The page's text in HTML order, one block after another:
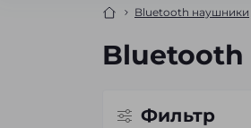
Bluetooth наушники
Фильтр